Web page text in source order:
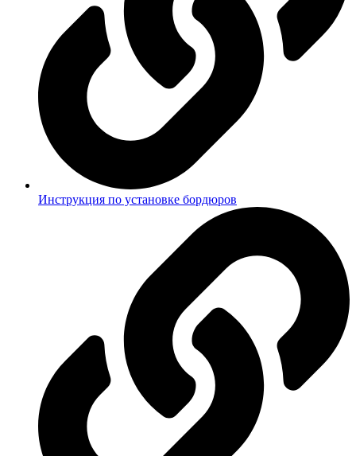
Инструкция по установке бордюров